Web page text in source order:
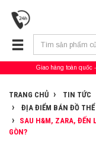
Giao hàng toàn quốc
TRANG CHỦ TIN TỨC
ĐỊA ĐIỂM BÁN ĐỒ
SAU H&M, ZARA, ĐẾN
GÒN?